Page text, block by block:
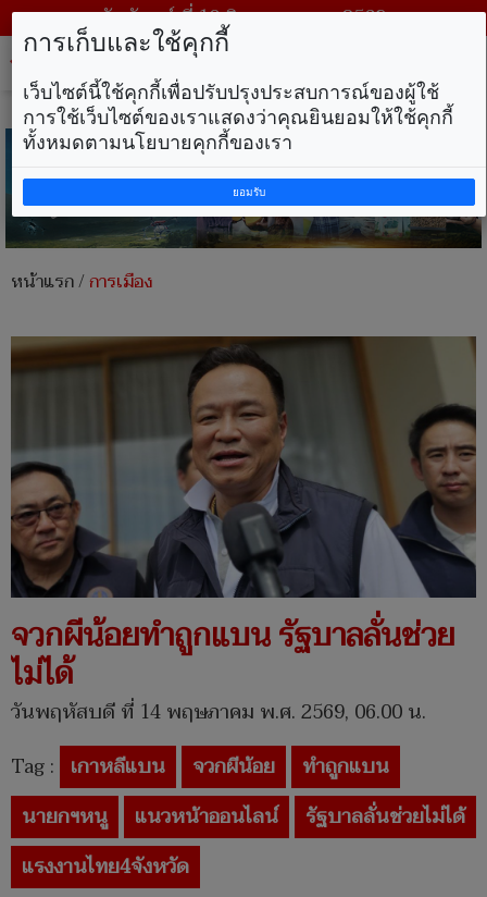
วันจันทร์ ที่ 10 สิงหาคม พ.ศ. 2569
หน้าแรก/การเมือง
จวกผีน้อยทำถูกแบน รัฐบาลลั่นช่วย
ไม่ได้
วันพฤหัสบดี ที่ 14 พฤษภาคม พ.ศ. 2569, 06.00 น.
Tag : เกาหลีแบน จวกผีน้อย
ทำถูกแบน
นายกฯหนู
แนวหน้าออนไลน์
รัฐบาลลั่นช่วยไม่ได้
แรงงานไทย4จังหวัด
การเก็บและใช้คุกกี้
เว็บไซต์นี้ใช้คุกกี้เพื่อปรับปรุงประสบการณ์ของผู้ใช้
การใช้เว็บไซต์ของเราแสดงว่าคุณยินยอมให้ใช้คุกกี้
ทั้งหมดตามนโยบายคุกกี้ของเรา
ยอมรับ